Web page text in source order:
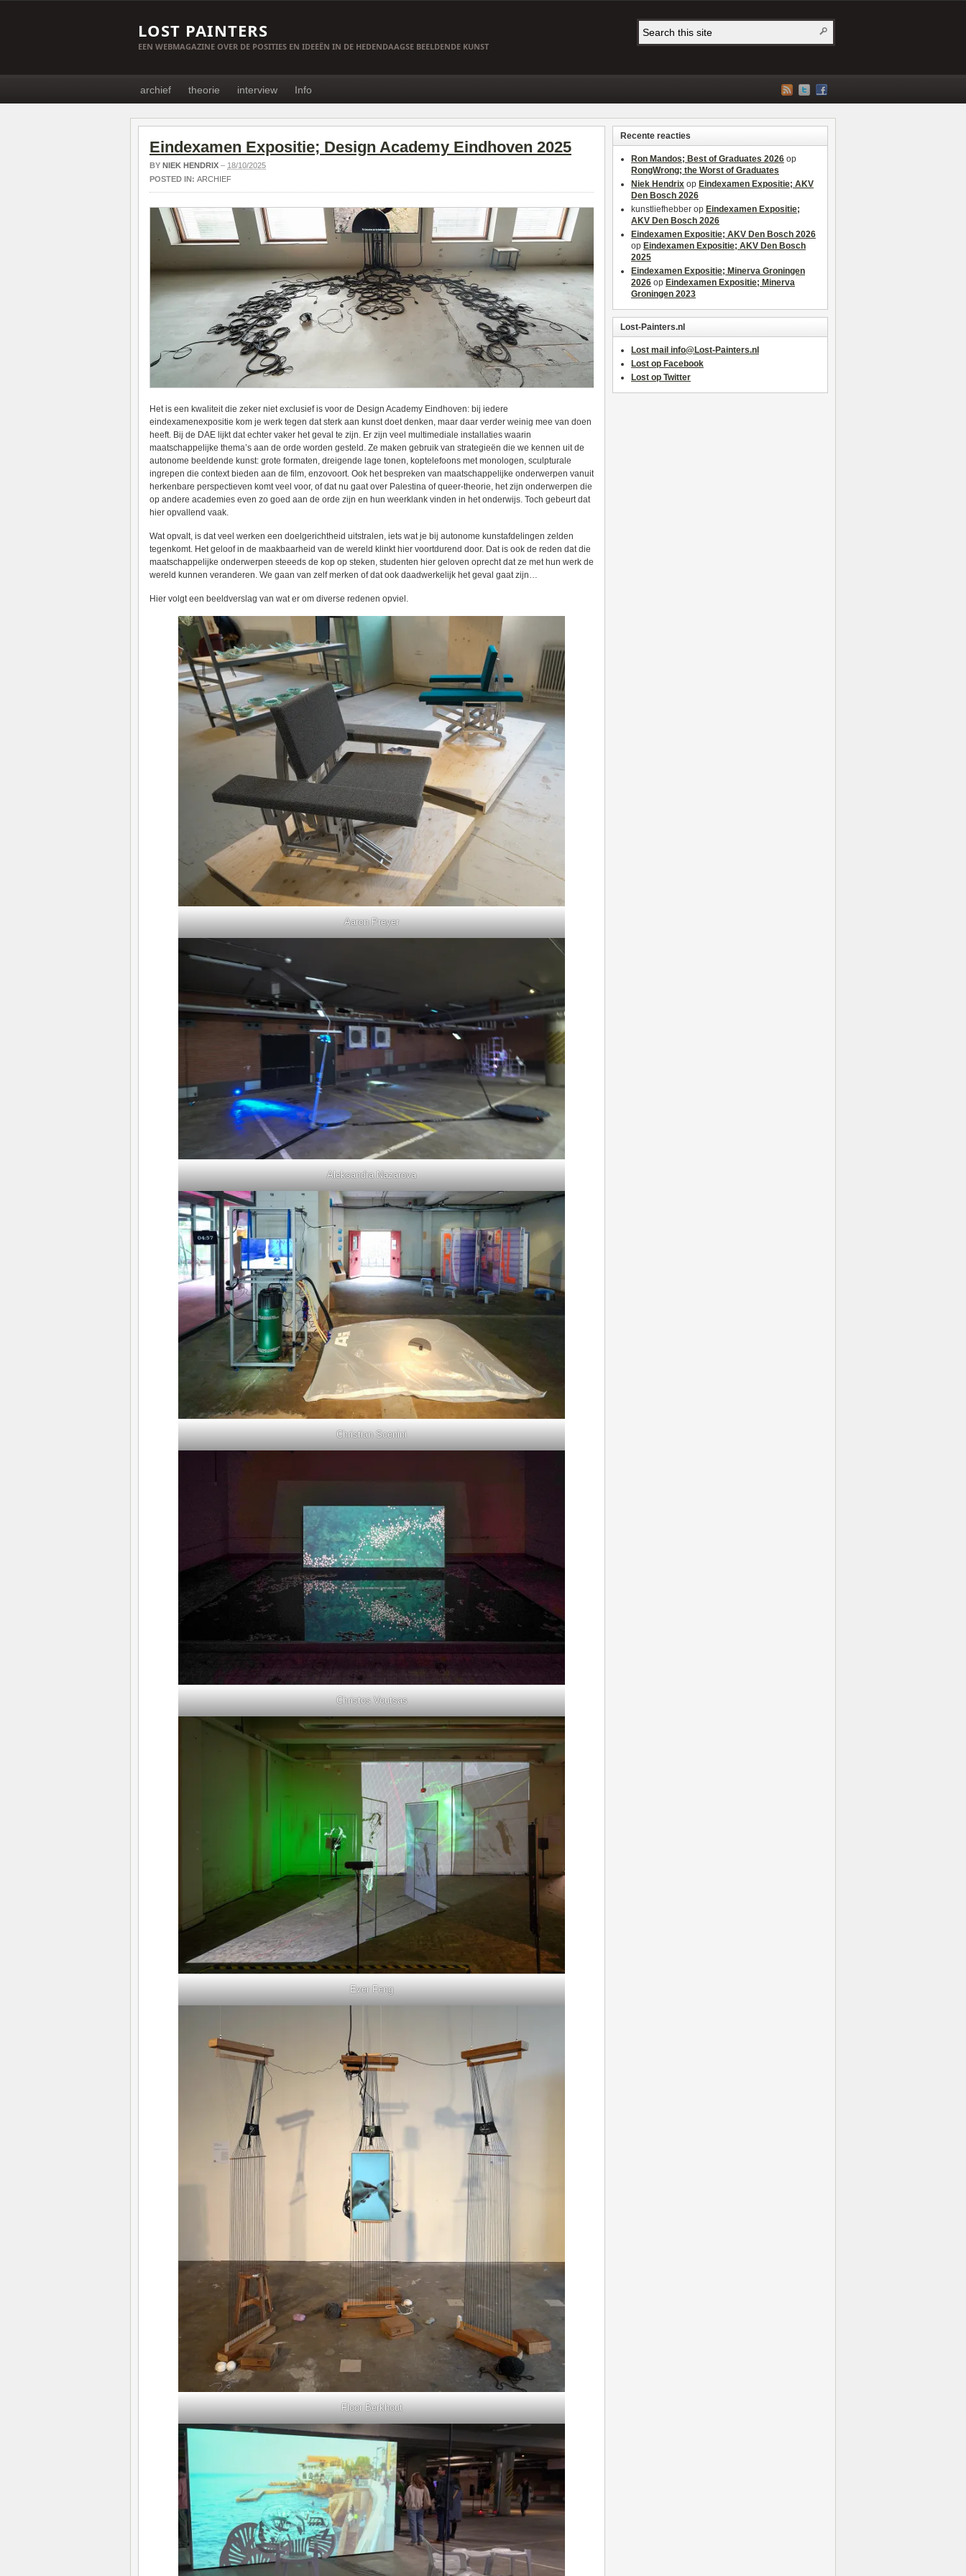
LOST PAINTERS
EEN WEBMAGAZINE OVER DE POSITIES EN IDEEËN IN DE HEDENDAAGSE BEELDENDE KUNST
archief theorie interview Info
Eindexamen Expositie; Design Academy Eindhoven 2025
BY NIEK HENDRIX – 18/10/2025
POSTED IN: ARCHIEF
Het is een kwaliteit die zeker niet exclusief is voor de Design Academy Eindhoven: bij iedere
eindexamenexpositie kom je werk tegen dat sterk aan kunst doet denken, maar daar verder weinig mee van doen
heeft. Bij de DAE lijkt dat echter vaker het geval te zijn. Er zijn veel multimediale installaties waarin
maatschappelijke thema’s aan de orde worden gesteld. Ze maken gebruik van strategieën die we kennen uit de
autonome beeldende kunst: grote formaten, dreigende lage tonen, koptelefoons met monologen, sculpturale
ingrepen die context bieden aan de film, enzovoort. Ook het bespreken van maatschappelijke onderwerpen vanuit
herkenbare perspectieven komt veel voor, of dat nu gaat over Palestina of queer-theorie, het zijn onderwerpen die
op andere academies even zo goed aan de orde zijn en hun weerklank vinden in het onderwijs. Toch gebeurt dat
hier opvallend vaak.
Wat opvalt, is dat veel werken een doelgerichtheid uitstralen, iets wat je bij autonome kunstafdelingen zelden
tegenkomt. Het geloof in de maakbaarheid van de wereld klinkt hier voortdurend door. Dat is ook de reden dat die
maatschappelijke onderwerpen steeeds de kop op steken, studenten hier geloven oprecht dat ze met hun werk de
wereld kunnen veranderen. We gaan van zelf merken of dat ook daadwerkelijk het geval gaat zijn…
Hier volgt een beeldverslag van wat er om diverse redenen opviel.
Aaron Preyer
Aleksandra Nazarova
Christian Scenini
Christos Voutsas
Ever Feng
Floor Berkhout
Recente reacties
Ron Mandos; Best of Graduates 2026 op
RongWrong; the Worst of Graduates
Niek Hendrix op Eindexamen Expositie; AKV
Den Bosch 2026
kunstliefhebber op Eindexamen Expositie;
AKV Den Bosch 2026
Eindexamen Expositie; AKV Den Bosch 2026
op Eindexamen Expositie; AKV Den Bosch
2025
Eindexamen Expositie; Minerva Groningen
2026 op Eindexamen Expositie; Minerva
Groningen 2023
Lost-Painters.nl
Lost mail info@Lost-Painters.nl
Lost op Facebook
Lost op Twitter